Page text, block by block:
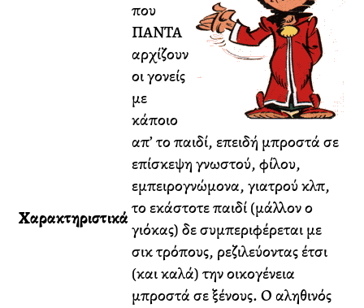
Χαρακτηριστικά
που
ΠΑΝΤΑ
αρχίζουν
οι γονείς
με
κάποιο
απ’ το παιδί, επειδή μπροστά σε
επίσκεψη γνωστού, φίλου,
εμπειρογνώμονα, γιατρού κλπ,
το εκάστοτε παιδί (μάλλον ο
γιόκας) δε συμπεριφέρεται με
σικ τρόπους, ρεζιλεύοντας έτσι
(και καλά) την οικογένεια
μπροστά σε ξένους. Ο αληθινός